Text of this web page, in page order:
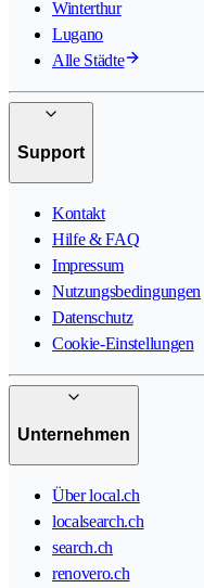
Winterthur
Lugano
Alle Städte
Support
Kontakt
Hilfe & FAQ
Impressum
Nutzungsbedingungen
Datenschutz
Cookie-Einstellungen
Unternehmen
Über local.ch
localsearch.ch
search.ch
renovero.ch